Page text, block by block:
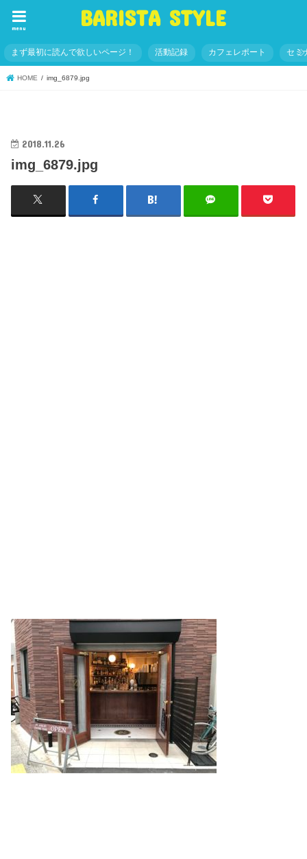
BARISTA STYLE
menu
まず最初に読んで欲しいページ！ 活動記録 カフェレポート セミ
HOME img_6879.jpg
2018.11.26
img_6879.jpg